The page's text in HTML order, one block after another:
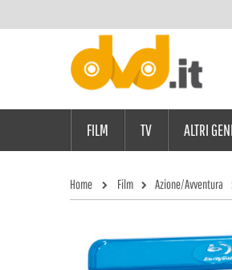
FILM TV ALTRI
Home Film Azione/Avventura